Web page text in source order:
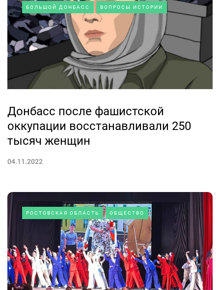
БОЛЬШОЙ ДОНБАСС ВОПРОСЫ ИСТОРИИ
Донбасс после фашистской
оккупации восстанавливали 250
тысяч женщин
04.11.2022
РОСТОВСКАЯ ОБЛАСТЬ ОБЩЕСТВО